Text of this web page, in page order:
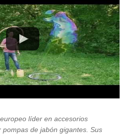
líder en accesorios
de jabón gigantes. Sus